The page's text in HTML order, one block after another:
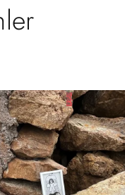
STOKTA YOK